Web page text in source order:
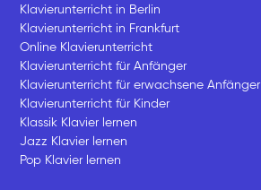
Klavierunterricht in Berlin
Klavierunterricht in Frankfurt
Online Klavierunterricht
Klavierunterricht für Anfänger
Klavierunterricht für erwachsene Anfänger
Klavierunterricht für Kinder
Klassik Klavier lernen
Jazz Klavier lernen
Pop Klavier lernen